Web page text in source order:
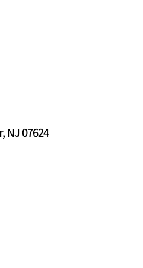
NJ 07624